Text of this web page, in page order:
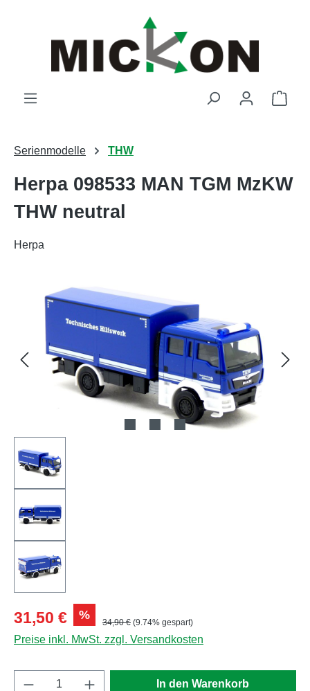
Serienmodelle THW
Herpa 098533 MAN TGM MzKW
THW neutral
Herpa
Bildergalerie überspringen
Verkaufspreis:
31,50 € % Regulärer Preis:
34,90 € (9.74% gespart)
Preise inkl. MwSt. zzgl. Versandkosten
Produkt Anzahl: Gib den gewünschten
In den Warenkorb